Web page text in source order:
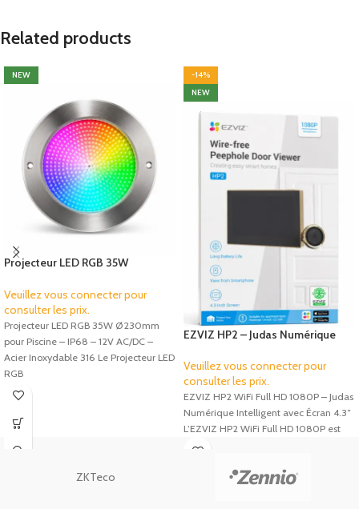
Related products
NEW
Projecteur LED RGB 35W
12V AC/DC – Inox 316
Veuillez vous connecter pour
consulter les prix.
Projecteur LED RGB 35W Ø230mm
pour Piscine – IP68 – 12V AC/DC –
Acier Inoxydable 316 Le Projecteur LED
RGB
-14%
NEW
EZVIZ HP2 – Judas Numérique
Veuillez vous connecter pour
consulter les prix.
EZVIZ HP2 WiFi Full HD 1080P – Judas
Numérique Intelligent avec Écran 4.3″
L’EZVIZ HP2 WiFi Full HD 1080P est
ZKTeco